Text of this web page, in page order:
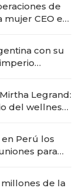
de
mujer CEO en
con su
Legrand:
del wellness
Perú los
para
millones de la